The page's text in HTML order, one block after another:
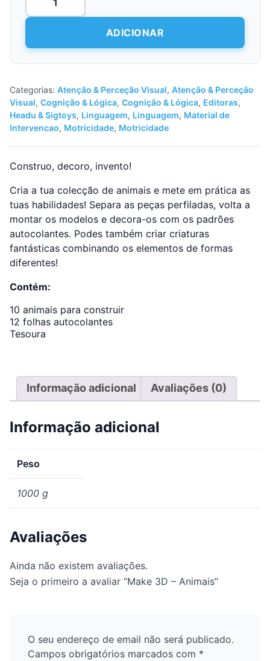
Make
-
ADICIONAR
Categorias: Atenção & Perceção Visual, Atenção & Perceção
Visual, Cognição & Lógica, Cognição & Lógica, Editoras,
Headu & Sigtoys, Linguagem, Linguagem, Material de
Intervencao, Motricidade, Motricidade
Construo, decoro, invento!
Cria a tua colecção de animais e mete em prática as
tuas habilidades! Separa as peças perfiladas, volta a
montar os modelos e decora-os com os padrões
autocolantes. Podes também criar criaturas
fantásticas combinando os elementos de formas
diferentes!
Contém:
10 animais para construir
12 folhas autocolantes
Tesoura
Informação adicional Avaliações (0)
Informação adicional
Peso
1000 g
Avaliações
Ainda não existem avaliações.
Seja o primeiro a avaliar “Make 3D – Animais”
O seu endereço de email não será publicado.
Campos obrigatórios marcados com *